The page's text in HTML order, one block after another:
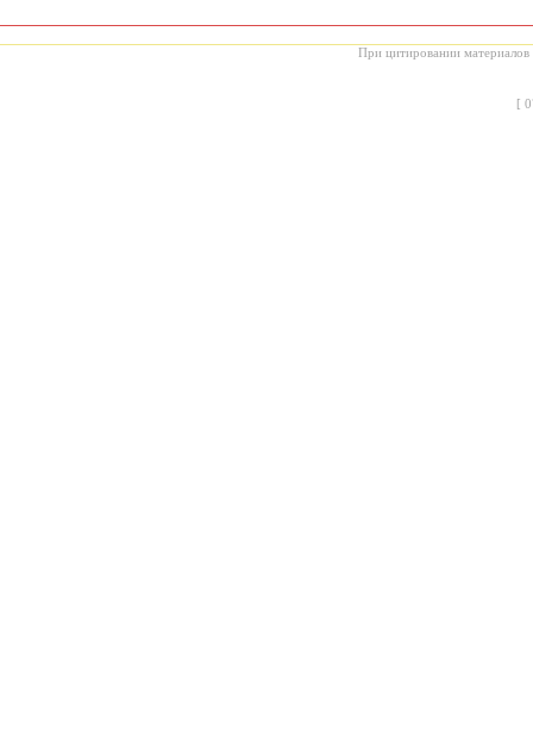
При цитировании материалов
[